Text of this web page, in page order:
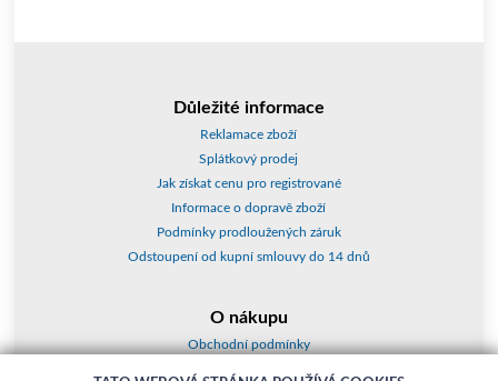
Důležité informace
Reklamace zboží
Splátkový prodej
Jak získat cenu pro registrované
Informace o dopravě zboží
Podmínky prodloužených záruk
Odstoupení od kupní smlouvy do 14 dnů
O nákupu
Obchodní podmínky